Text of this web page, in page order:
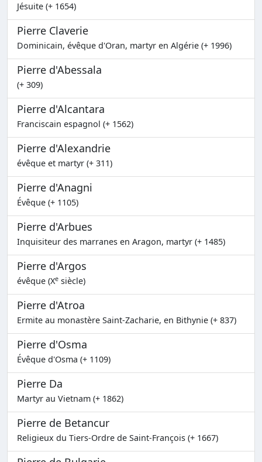
Jésuite (+ 1654)
Pierre Claverie
Dominicain, évêque d'Oran, martyr en Algérie (+ 1996)
Pierre d'Abessala
(+ 309)
Pierre d'Alcantara
Franciscain espagnol (+ 1562)
Pierre d'Alexandrie
évêque et martyr (+ 311)
Pierre d'Anagni
Évêque (+ 1105)
Pierre d'Arbues
Inquisiteur des marranes en Aragon, martyr (+ 1485)
Pierre d'Argos
évêque (Xe siècle)
Pierre d'Atroa
Ermite au monastère Saint-Zacharie, en Bithynie (+ 837)
Pierre d'Osma
Évêque d'Osma (+ 1109)
Pierre Da
Martyr au Vietnam (+ 1862)
Pierre de Betancur
Religieux du Tiers-Ordre de Saint-François (+ 1667)